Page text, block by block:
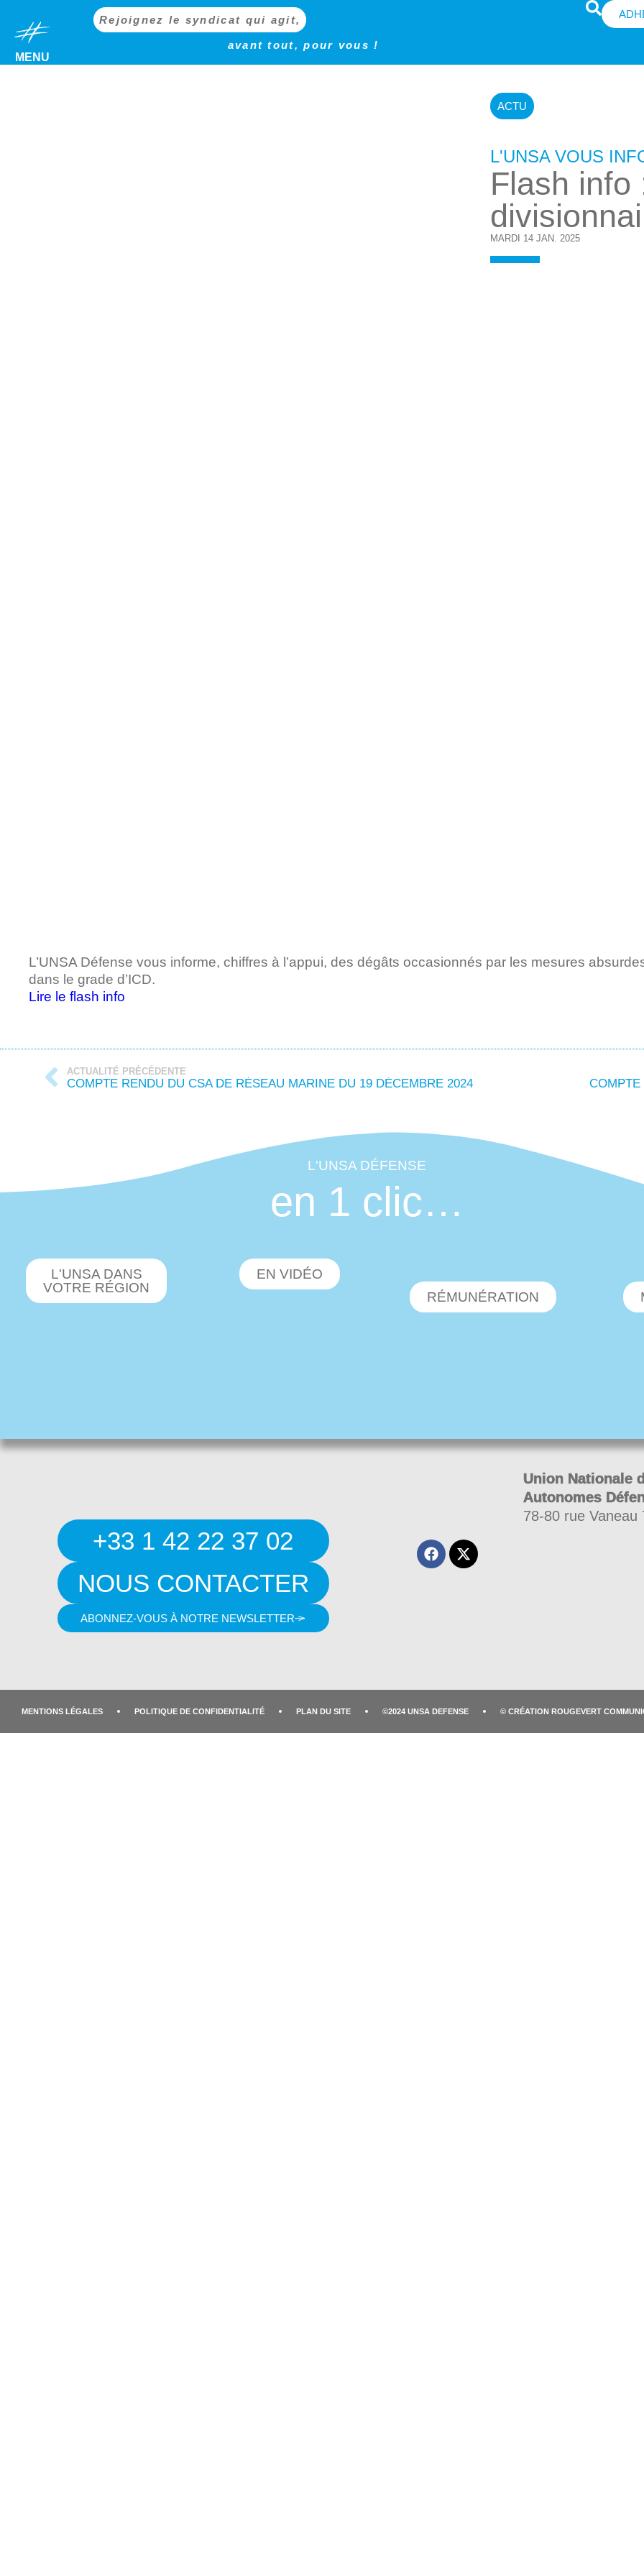
MENU
Rejoignez le syndicat qui agit,
avant tout, pour vous !
ACTU
L'UNSA VOUS
Flash info
MARDI 14 JAN. 2025
L’UNSA Défense vous informe, chiffres à l’appui, des dégâts occasionnés par les mesures
dans le grade d’ICD.
Lire le flash info
ACTUALITÉ PRÉCÉDENTE
COMPTE RENDU DU CSA DE RÉSEAU MARINE DU 19 DÉCEMBRE 2024 COMPTE
L'UNSA DÉFENSE
en 1 clic…
L'UNSA DANS
VOTRE RÉGION
EN VIDÉO
RÉMUNÉRATION
+33 1 42 22 37 02
NOUS CONTACTER
ABONNEZ-VOUS À NOTRE NEWSLETTER
Union Nationale
Autonomes
78-80 rue Vaneau
MENTIONS LÉGALES POLITIQUE DE CONFIDENTIALITÉ PLAN DU SITE ©2024 UNSA DEFENSE © CRÉATION ROUGEVERT